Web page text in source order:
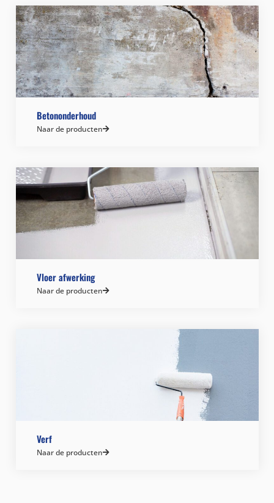
Betononderhoud
Naar de producten
Vloer afwerking
Naar de producten
Verf
Naar de producten